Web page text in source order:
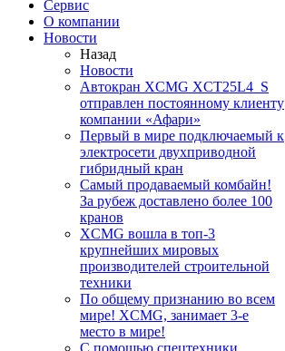
Сервис
О компании
Новости
Назад
Новости
Автокран XCMG XCT25L4_S
отправлен постоянному клиенту
компании «Афари»
Первый в мире подключаемый к
электросети двухприводной
гибридный кран
Самый продаваемый комбайн!
За рубеж доставлено более 100
кранов
XCMG вошла в топ-3
крупнейших мировых
производителей строительной
техники
По общему признанию во всем
мире! XCMG, занимает 3-е
место в мире!
С помощью спецтехники